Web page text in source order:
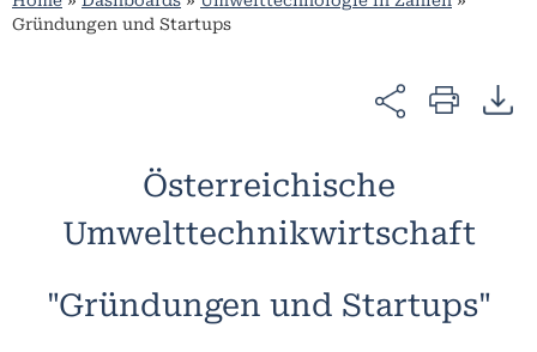
Gründungen und Startups
Österreichische
Umwelttechnikwirtschaft
"Gründungen und Startups"